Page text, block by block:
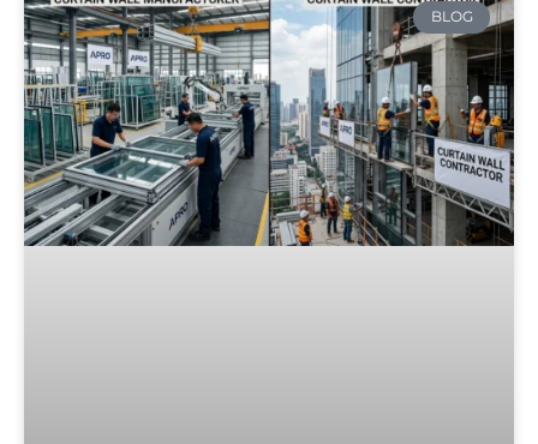
BLOG